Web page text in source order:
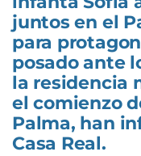
juntos en el
para
posado ante
la residencia
el comienzo
Palma, han
Casa Real.